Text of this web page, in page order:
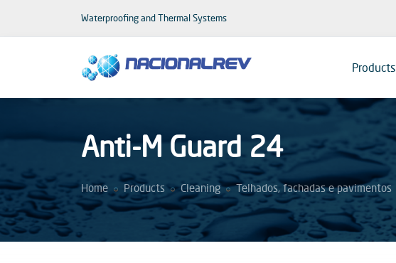
Waterproofing and Thermal Systems
Products
Anti-M Guard 24
Home Products Cleaning Telhados, fachadas e pavimentos